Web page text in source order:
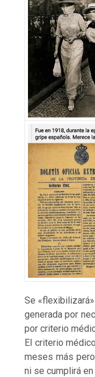
Se
generada por
por criterio
El criterio
meses más
ni se cumplirá en